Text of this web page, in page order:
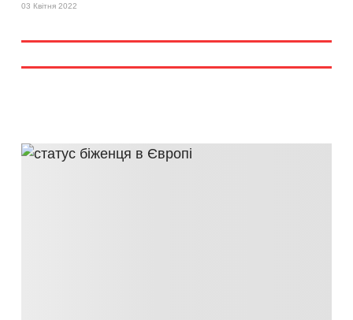
03 Квітня 2022